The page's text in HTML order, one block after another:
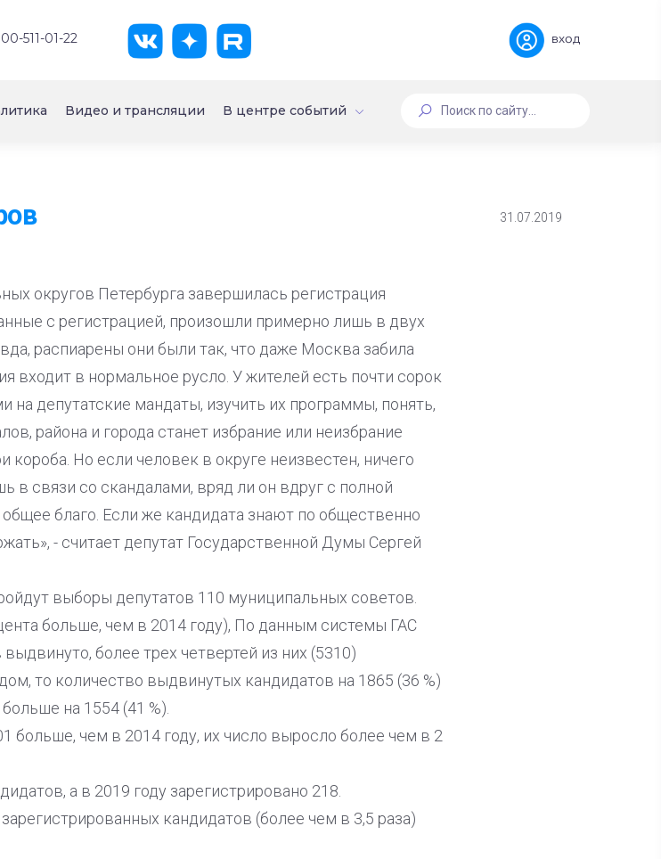
511-01-22 вход
Видео и трансляции В центре событий
31.07.2019
округов Петербурга завершилась регистрация
с регистрацией, произошли примерно лишь в двух
распиарены они были так, что даже Москва забила
входит в нормальное русло. У жителей есть почти сорок
на депутатские мандаты, изучить их программы, понять,
района и города станет избрание или неизбрание
Но если человек в округе неизвестен, ничего
в связи со скандалами, вряд ли он вдруг с полной
благо. Если же кандидата знают по общественно
- считает депутат Государственной Думы Сергей
выборы депутатов 110 муниципальных советов.
больше, чем в 2014 году), По данным системы ГАС
более трех четвертей из них (5310)
то количество выдвинутых кандидатов на 1865 (36 %)
на 1554 (41 %).
больше, чем в 2014 году, их число выросло более чем в 2
а в 2019 году зарегистрировано 218.
кандидатов (более чем в 3,5 раза)